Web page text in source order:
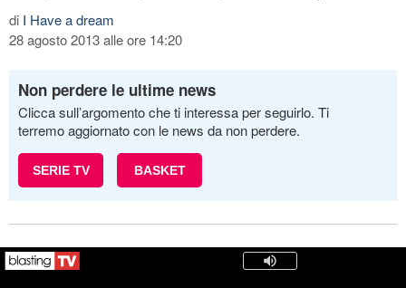
di I Have a dream
28 agosto 2013 alle ore 14:20
Non perdere le ultime news
Clicca sull’argomento che ti interessa per seguirlo. Ti
terremo aggiornato con le news da non perdere.
SERIE TV BASKET